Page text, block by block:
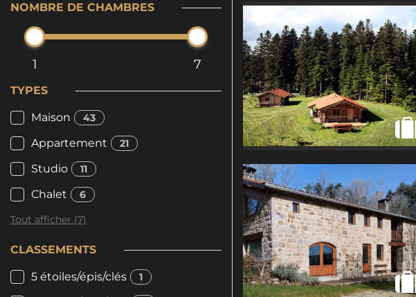
NOMBRE DE CHAMBRES
1 7
TYPES
Maison 43
Appartement 21
Studio 11
Chalet
6
Tout afficher (7)
CLASSEMENTS
5 étoiles/épis/clés 1